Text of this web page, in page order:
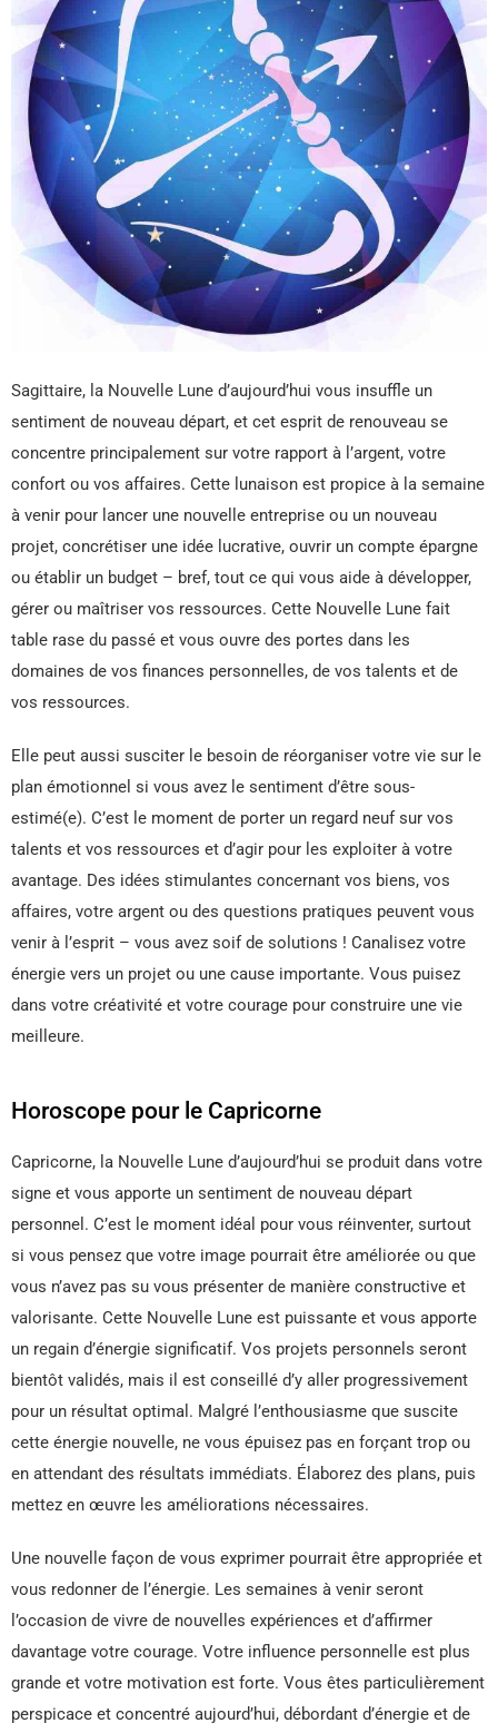
Sagittaire, la Nouvelle Lune d’aujourd’hui vous insuffle un
sentiment de nouveau départ, et cet esprit de renouveau se
concentre principalement sur votre rapport à l’argent, votre
confort ou vos affaires. Cette lunaison est propice à la semaine
à venir pour lancer une nouvelle entreprise ou un nouveau
projet, concrétiser une idée lucrative, ouvrir un compte épargne
ou établir un budget – bref, tout ce qui vous aide à développer,
gérer ou maîtriser vos ressources. Cette Nouvelle Lune fait
table rase du passé et vous ouvre des portes dans les
domaines de vos finances personnelles, de vos talents et de
vos ressources.
Elle peut aussi susciter le besoin de réorganiser votre vie sur le
plan émotionnel si vous avez le sentiment d’être sous-
estimé(e). C’est le moment de porter un regard neuf sur vos
talents et vos ressources et d’agir pour les exploiter à votre
avantage. Des idées stimulantes concernant vos biens, vos
affaires, votre argent ou des questions pratiques peuvent vous
venir à l’esprit – vous avez soif de solutions ! Canalisez votre
énergie vers un projet ou une cause importante. Vous puisez
dans votre créativité et votre courage pour construire une vie
meilleure.
Horoscope pour le Capricorne
Capricorne, la Nouvelle Lune d’aujourd’hui se produit dans votre
signe et vous apporte un sentiment de nouveau départ
personnel. C’est le moment idéal pour vous réinventer, surtout
si vous pensez que votre image pourrait être améliorée ou que
vous n’avez pas su vous présenter de manière constructive et
valorisante. Cette Nouvelle Lune est puissante et vous apporte
un regain d’énergie significatif. Vos projets personnels seront
bientôt validés, mais il est conseillé d’y aller progressivement
pour un résultat optimal. Malgré l’enthousiasme que suscite
cette énergie nouvelle, ne vous épuisez pas en forçant trop ou
en attendant des résultats immédiats. Élaborez des plans, puis
mettez en œuvre les améliorations nécessaires.
Une nouvelle façon de vous exprimer pourrait être appropriée et
vous redonner de l’énergie. Les semaines à venir seront
l’occasion de vivre de nouvelles expériences et d’affirmer
davantage votre courage. Votre influence personnelle est plus
grande et votre motivation est forte. Vous êtes particulièrement
perspicace et concentré aujourd’hui, débordant d’énergie et de